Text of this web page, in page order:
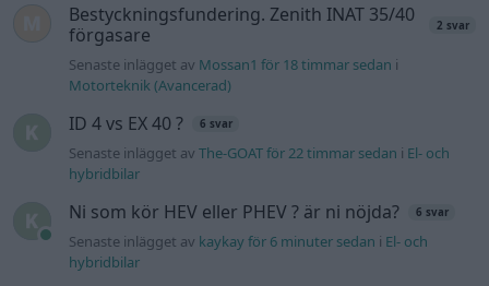
Bestyckningsfundering. Zenith INAT 35/40
förgasare
2 svar
Senaste inlägget av Mossan1 för 18 timmar sedan i
Motorteknik (Avancerad)
ID 4 vs EX 40 ? 6 svar
Senaste inlägget avThe-GOAT för 22 timmar sedan i El- och
hybridbilar
Ni som kör HEV eller PHEV ? är ni nöjda? 6 svar
Senaste inlägget av kaykay för 6 minuter sedan i El- och
hybridbilar